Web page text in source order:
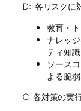
D: 各リスクに
教育・
ナレッ
ティ知
ソース
よる脆
C: 各対策の実